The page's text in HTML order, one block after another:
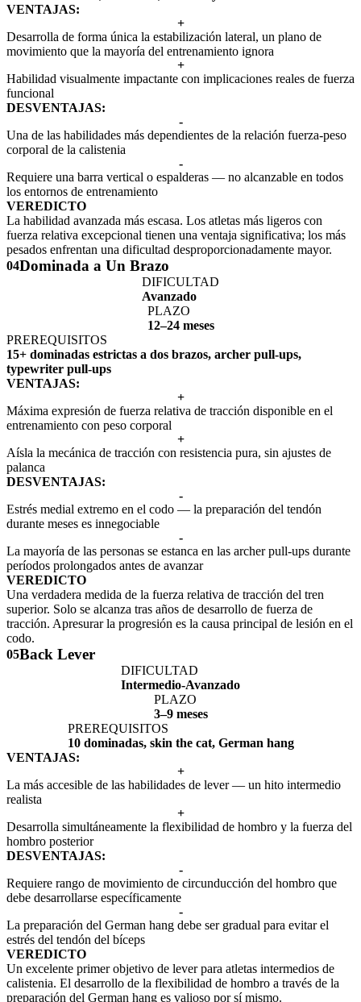
VENTAJAS:
+
Desarrolla de forma única la estabilización lateral, un plano de
movimiento que la mayoría del entrenamiento ignora
+
Habilidad visualmente impactante con implicaciones reales de fuerza
funcional
DESVENTAJAS:
-
Una de las habilidades más dependientes de la relación fuerza-peso
corporal de la calistenia
-
Requiere una barra vertical o espalderas — no alcanzable en todos
los entornos de entrenamiento
VEREDICTO
La habilidad avanzada más escasa. Los atletas más ligeros con
fuerza relativa excepcional tienen una ventaja significativa; los más
pesados enfrentan una dificultad desproporcionadamente mayor.
04Dominada a Un Brazo
DIFICULTAD
Avanzado
PLAZO
12–24 meses
PREREQUISITOS
15+ dominadas estrictas a dos brazos, archer pull-ups,
typewriter pull-ups
VENTAJAS:
+
Máxima expresión de fuerza relativa de tracción disponible en el
entrenamiento con peso corporal
+
Aísla la mecánica de tracción con resistencia pura, sin ajustes de
palanca
DESVENTAJAS:
-
Estrés medial extremo en el codo — la preparación del tendón
durante meses es innegociable
-
La mayoría de las personas se estanca en las archer pull-ups durante
períodos prolongados antes de avanzar
VEREDICTO
Una verdadera medida de la fuerza relativa de tracción del tren
superior. Solo se alcanza tras años de desarrollo de fuerza de
tracción. Apresurar la progresión es la causa principal de lesión en el
codo.
05Back Lever
DIFICULTAD
Intermedio-Avanzado
PLAZO
3–9 meses
PREREQUISITOS
10 dominadas, skin the cat, German hang
VENTAJAS:
+
La más accesible de las habilidades de lever — un hito intermedio
realista
+
Desarrolla simultáneamente la flexibilidad de hombro y la fuerza del
hombro posterior
DESVENTAJAS:
-
Requiere rango de movimiento de circunducción del hombro que
debe desarrollarse específicamente
-
La preparación del German hang debe ser gradual para evitar el
estrés del tendón del bíceps
VEREDICTO
Un excelente primer objetivo de lever para atletas intermedios de
calistenia. El desarrollo de la flexibilidad de hombro a través de la
preparación del German hang es valioso por sí mismo.